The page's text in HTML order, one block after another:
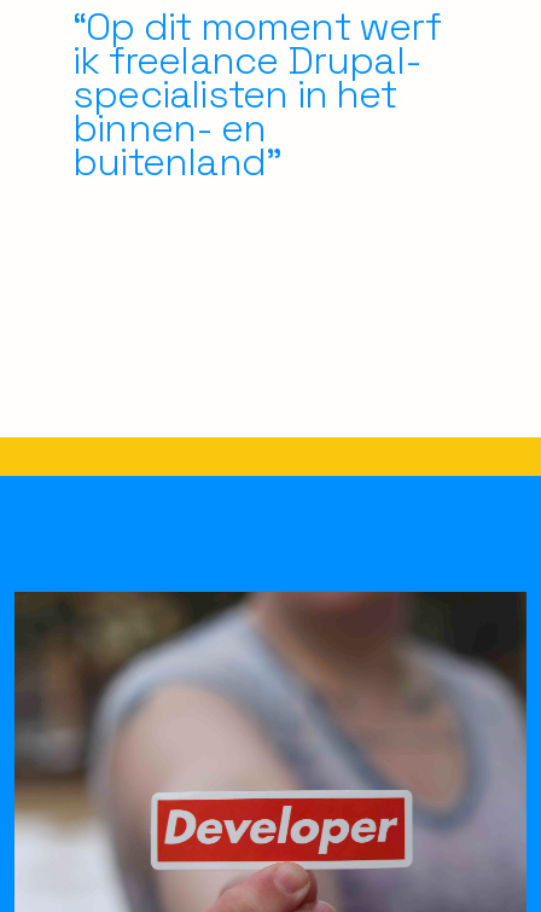
“Op dit moment werf
ik freelance Drupal-
specialisten in het
binnen- en
buitenland”